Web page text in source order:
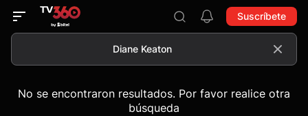
Suscríbete
No se encontraron resultados. Por favor realice otra
búsqueda